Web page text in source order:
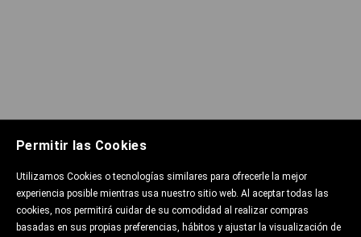
Permitir las Cookies
Utilizamos Cookies o tecnologías similares para ofrecerle la mejor
experiencia posible mientras usa nuestro sitio web. Al aceptar todas las
cookies, nos permitirá cuidar de su comodidad al realizar compras
basadas en sus propias preferencias, hábitos y ajustar la visualización de